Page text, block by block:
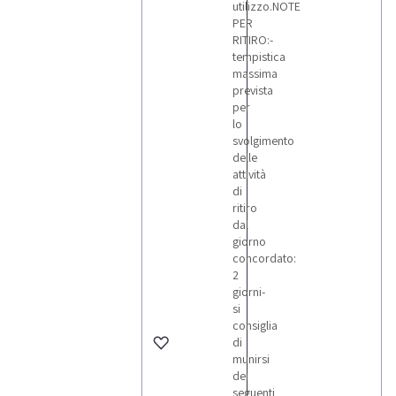
utilizzo.NOTE
PER
RITIRO:-
tempistica
massima
prevista
per
lo
svolgimento
delle
attività
di
ritiro
dal
giorno
concordato:
2
giorni-
si
consiglia
di
munirsi
dei
seguenti